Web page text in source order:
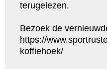
terugelezen.
Bezoek de
https://
koffiehoek/